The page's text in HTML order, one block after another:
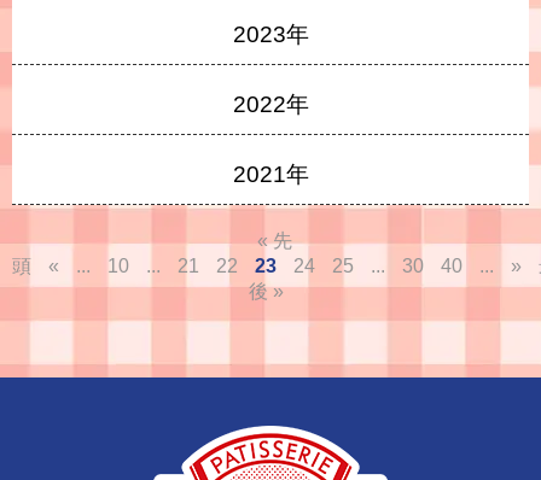
2023年
2022年
2021年
« 先
頭
« ... 10 ... 21 22 23 24 25 ... 30 40 ... »
後 »